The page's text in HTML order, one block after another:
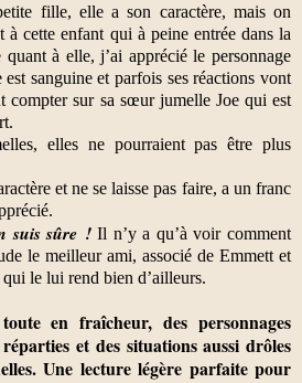
fille, elle a son caractère, mais on
à cette enfant qui à peine entrée dans la
à elle, j’ai apprécié le personnage
sanguine et parfois ses réactions vont
compter sur sa sœur jumelle Joe qui est
elles ne pourraient pas être plus
et ne se laisse pas faire, a un franc
suis sûre !Il n’y a qu’à voir comment
le meilleur ami, associé de Emmett et
le lui rend bien d’ailleurs.
en fraîcheur, des personnages
et des situations aussi drôles
Une lecture légère parfaite pour